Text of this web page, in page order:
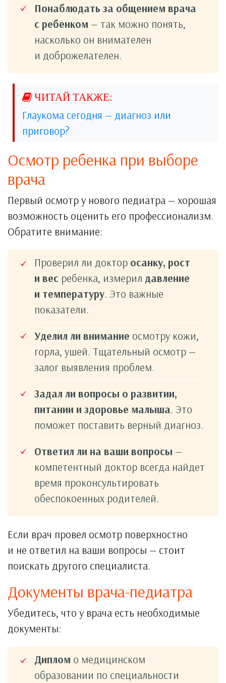
Понаблюдать за общением врача
с ребенком — так можно понять,
насколько он внимателен
и доброжелателен.
Глаукома сегодня — диагноз или
приговор?
Осмотр ребенка при выборе
врача
Первый осмотр у нового педиатра — хорошая
возможность оценить его профессионализм.
Обратите внимание:
Проверил ли доктор осанку, рост
и вес ребенка, измерил давление
и температуру. Это важные
показатели.
Уделил ли внимание осмотру кожи,
горла, ушей. Тщательный осмотр —
залог выявления проблем.
Задал ли вопросы о развитии,
питании и здоровье малыша. Это
поможет поставить верный диагноз.
Ответил ли на ваши вопросы —
компетентный доктор всегда найдет
время проконсультировать
обеспокоенных родителей.
Если врач провел осмотр поверхностно
и не ответил на ваши вопросы — стоит
поискать другого специалиста.
Документы врача-педиатра
Убедитесь, что у врача есть необходимые
документы:
Диплом о медицинском
образовании по специальности